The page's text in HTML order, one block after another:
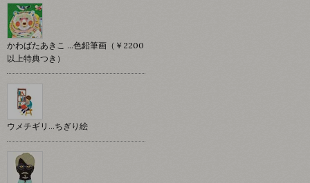
かわばたあきこ …色鉛筆画（￥2200
以上特典つき）
ウメチギリ…ちぎり絵